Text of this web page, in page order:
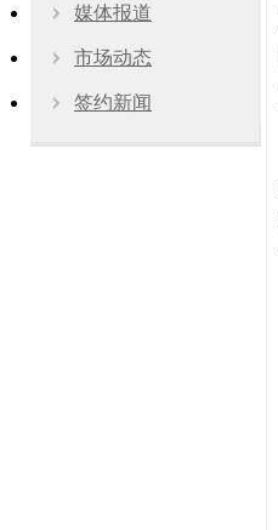
媒体报道
市场动态
签约新闻